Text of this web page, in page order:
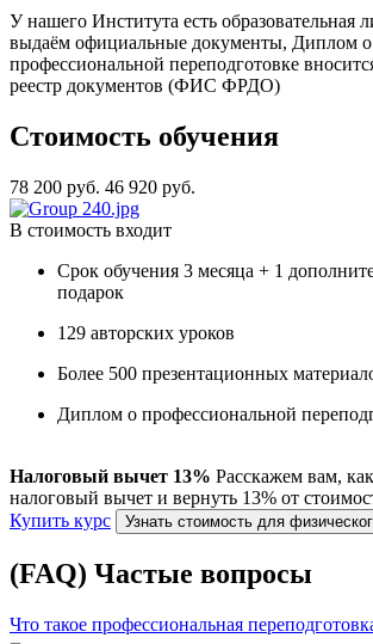
У нашего Института есть образовательная
выдаём официальные документы, Диплом о
профессиональной переподготовке
реестр документов (ФИС ФРДО)
Стоимость обучения
78 200 руб. 46 920 руб.
В стоимость входит
Срок обучения 3 месяца + 1
подарок
129 авторских уроков
Более 500 презентационных
Диплом о профессиональной
Налоговый вычет 13% Расскажем вам,
налоговый вычет и вернуть 13% от
Купить курс
Узнать стоимость для
(FAQ) Частые вопросы
Что такое профессиональная